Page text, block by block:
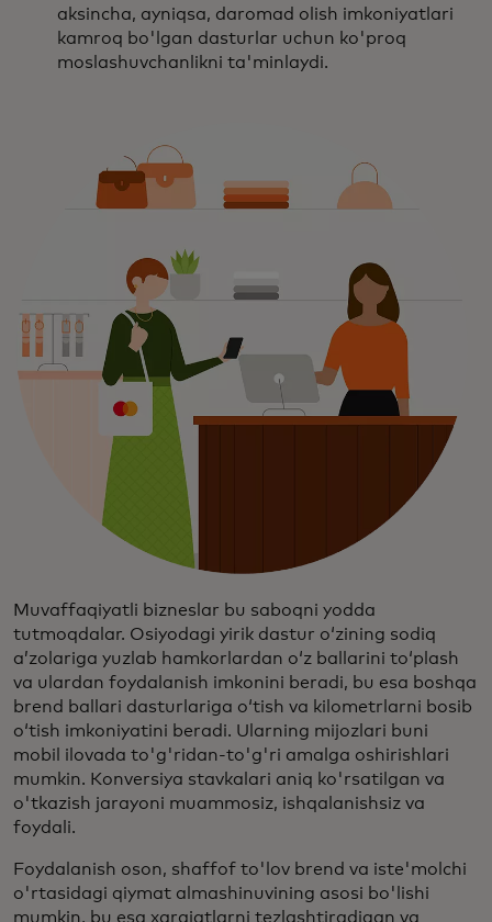
aksincha, ayniqsa, daromad olish imkoniyatlari
kamroq bo'lgan dasturlar uchun ko'proq
moslashuvchanlikni ta'minlaydi.
Muvaffaqiyatli bizneslar bu saboqni yodda
tutmoqdalar. Osiyodagi yirik dastur oʻzining sodiq
aʼzolariga yuzlab hamkorlardan oʻz ballarini toʻplash
va ulardan foydalanish imkonini beradi, bu esa boshqa
brend ballari dasturlariga oʻtish va kilometrlarni bosib
oʻtish imkoniyatini beradi. Ularning mijozlari buni
mobil ilovada to'g'ridan-to'g'ri amalga oshirishlari
mumkin. Konversiya stavkalari aniq ko'rsatilgan va
o'tkazish jarayoni muammosiz, ishqalanishsiz va
foydali.
Foydalanish oson, shaffof to'lov brend va iste'molchi
o'rtasidagi qiymat almashinuvining asosi bo'lishi
mumkin, bu esa xarajatlarni tezlashtiradigan va